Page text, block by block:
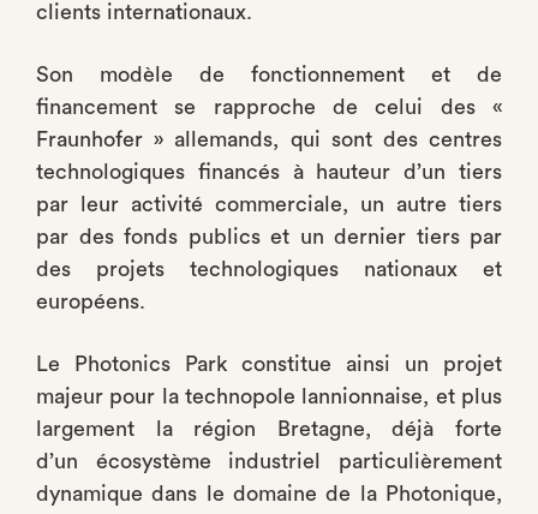
clients internationaux.
Son modèle de fonctionnement et de
financement se rapproche de celui des «
Fraunhofer » allemands, qui sont des centres
technologiques financés à hauteur d’un tiers
par leur activité commerciale, un autre tiers
par des fonds publics et un dernier tiers par
des projets technologiques nationaux et
européens.
Le Photonics Park constitue ainsi un projet
majeur pour la technopole lannionnaise, et plus
largement la région Bretagne, déjà forte
d’un écosystème industriel particulièrement
dynamique dans le domaine de la Photonique,